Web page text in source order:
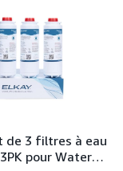
de 3 filtres à eau
pour Water…